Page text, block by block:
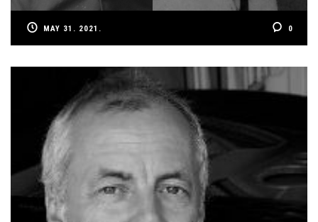
MAY 31. 2021. 0